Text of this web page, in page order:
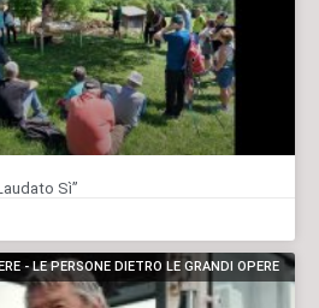
Sì”
- LE PERSONE DIETRO LE GRANDI OPERE